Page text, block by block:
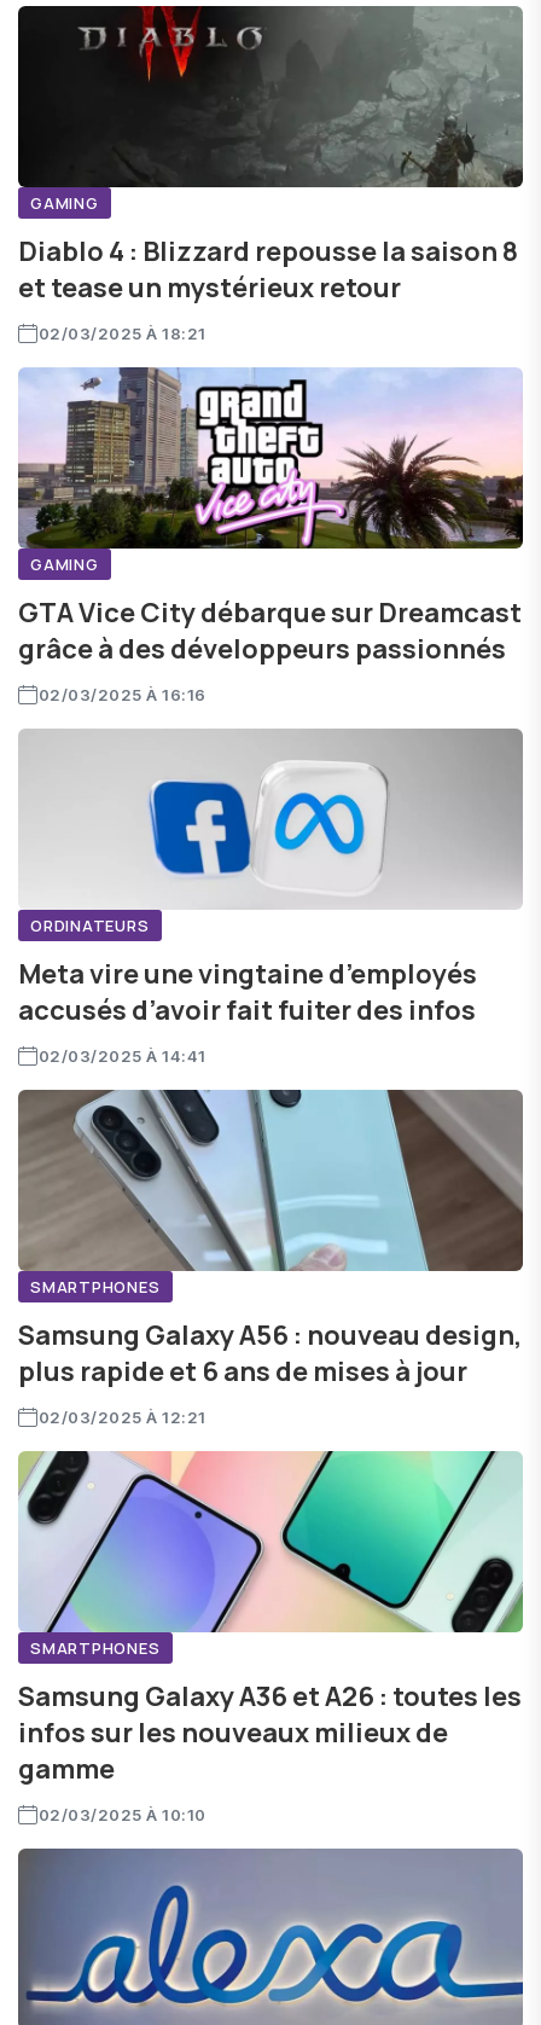
GAMING
Diablo 4 : Blizzard repousse la saison 8
et tease un mystérieux retour
02/03/2025 À 18:21
GAMING
GTA Vice City débarque sur Dreamcast
grâce à des développeurs passionnés
02/03/2025 À 16:16
ORDINATEURS
Meta vire une vingtaine d’employés
accusés d’avoir fait fuiter des infos
02/03/2025 À 14:41
SMARTPHONES
Samsung Galaxy A56 : nouveau design,
plus rapide et 6 ans de mises à jour
02/03/2025 À 12:21
SMARTPHONES
Samsung Galaxy A36 et A26 : toutes les
infos sur les nouveaux milieux de
gamme
02/03/2025 À 10:10